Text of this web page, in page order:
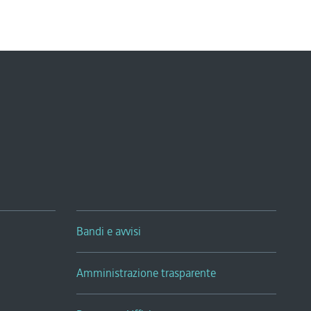
Bandi e avvisi
Amministrazione trasparente